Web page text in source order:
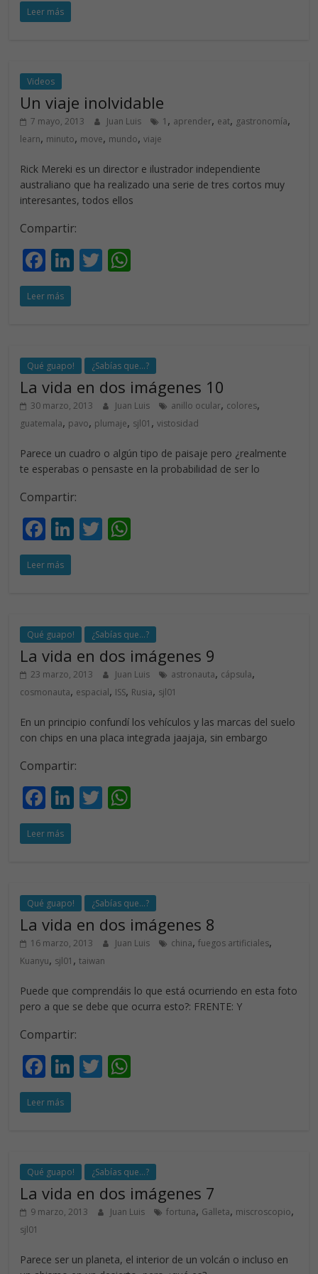
e
o
o
k
n p
p
Leer más
Videos
Un viaje inolvidable
7 mayo, 2013 Juan Luis 1 , aprender, eat, gastronomía,
learn, minuto, move, mundo,viaje
Rick Mereki es un director e ilustrador independiente
australiano que ha realizado una serie de tres cortos muy
interesantes, todos ellos
Compartir:
F
ac
e
o
o
k
Li
dI
n
T
A
p
p
Leer más
Qué guapo! ¿Sabías que...?
La vida en dos imágenes 10
30 marzo, 2013 Juan Luis anillo ocular, colores,
guatemala, pavo, plumaje, sjl01 ,vistosidad
Parece un cuadro o algún tipo de paisaje pero ¿realmente
te esperabas o pensaste en la probabilidad de ser lo
Compartir:
F
ac
e
o
o
k
Li
dI
n
T
A
p
p
Leer más
Qué guapo! ¿Sabías que...?
La vida en dos imágenes 9
23 marzo, 2013 Juan Luis astronauta, cápsula,
cosmonauta, espacial, ISS, Rusia, sjl01
En un principio confundí los vehículos y las marcas del suelo
con chips en una placa integrada jaajaja, sin embargo
Compartir:
F
ac
e
o
o
k
Li
dI
n
T
A
p
p
Leer más
Qué guapo! ¿Sabías que...?
La vida en dos imágenes 8
16 marzo, 2013 Juan Luis china,fuegos artificiales,
Kuanyu, sjl01 ,taiwan
Puede que comprendáis lo que está ocurriendo en esta foto
pero a que se debe que ocurra esto?: FRENTE: Y
Compartir:
F
ac
e
o
o
k
Li
dI
n
T
A
p
p
Leer más
Qué guapo! ¿Sabías que...?
La vida en dos imágenes 7
9 marzo, 2013 Juan Luis fortuna, Galleta, miscroscopio,
sjl01
Parece ser un planeta, el interior de un volcán o incluso en